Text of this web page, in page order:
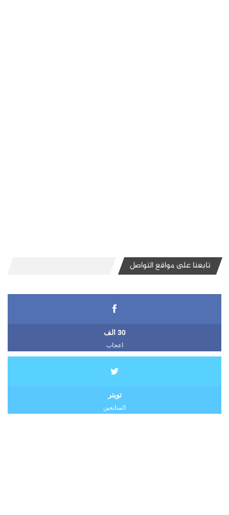
تابعنا على مواقع التواصل
30 الف
اعجاب
تويتر
المتابعين